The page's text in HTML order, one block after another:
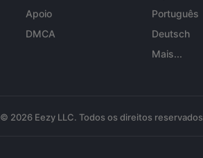
Apoio
DMCA
Português
Deutsch
Mais...
© 2026 Eezy LLC. Todos os direitos reservados